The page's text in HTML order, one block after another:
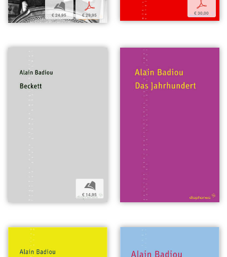
b
€ 24,95
p
€ 29,95
p
€ 30,00
b
€ 14,95